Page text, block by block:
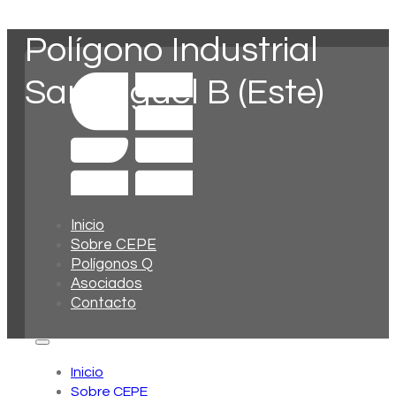
Inicio
Sobre CEPE
Polígonos Q
Asociados
Contacto
Inicio
Sobre CEPE
Polígono Industrial
San Miguel B (Este)